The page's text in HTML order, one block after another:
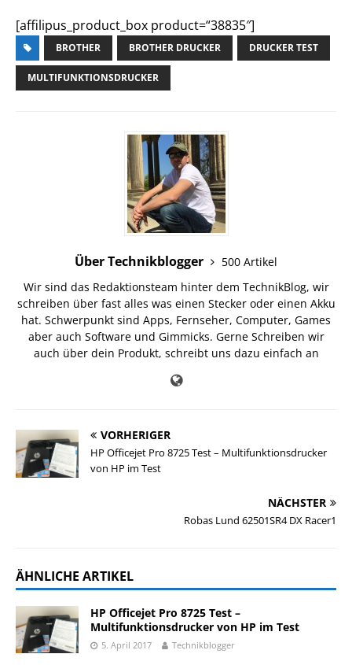
[affilipus_product_box product=“38835″]
BROTHER BROTHER DRUCKER DRUCKER TEST
MULTIFUNKTIONSDRUCKER
Über Technikblogger
500 Artikel
Wir sind das Redaktionsteam hinter dem TechnikBlog, wir
schreiben über fast alles was einen Stecker oder einen Akku
hat. Schwerpunkt sind Apps, Fernseher, Computer, Games
aber auch Software und Gimmicks. Gerne Schreiben wir
auch über dein Produkt, schreibt uns dazu einfach an
VORHERIGER
HP Officejet Pro 8725 Test – Multifunktionsdrucker
von HP im Test
NÄCHSTER
Robas Lund 62501SR4 DX Racer1
ÄHNLICHE ARTIKEL
HP Officejet Pro 8725 Test –
Multifunktionsdrucker von HP im Test
5. April 2017 Technikblogger